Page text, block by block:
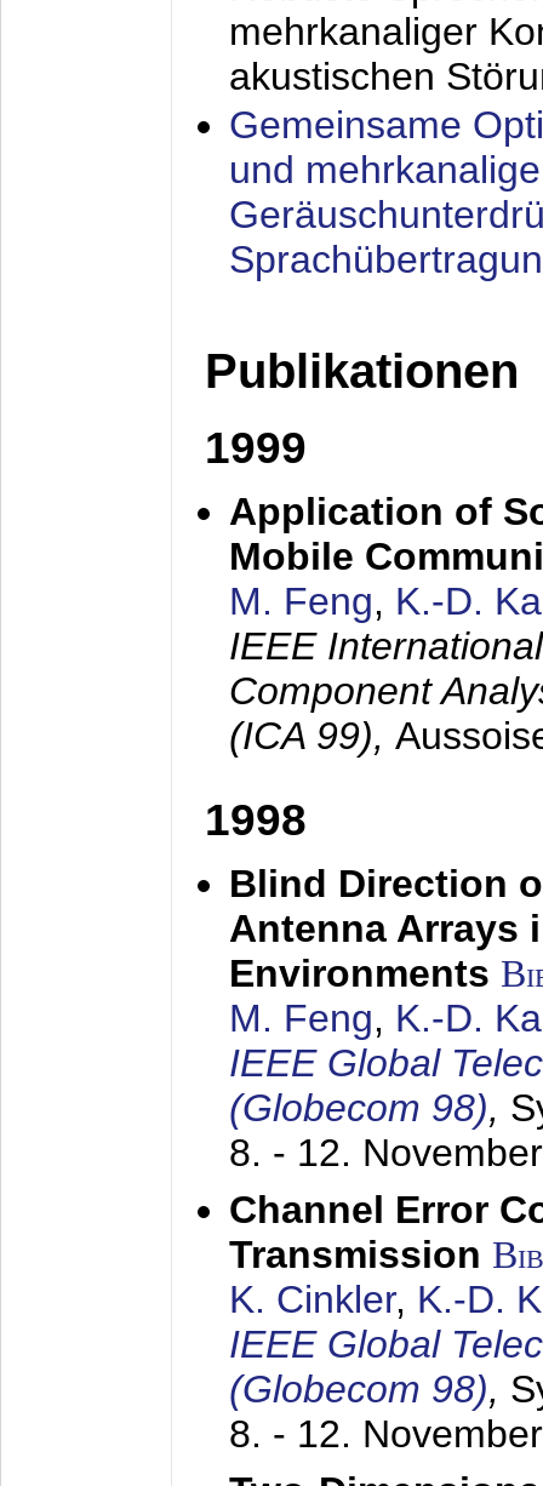
mehrkanaliger
akustischen
Gemeinsame
und
Publikationen
1999
Application of
Mobile
M. Feng, K.-D.
IEEE
Component
(ICA 99),
1998
Blind Direction
Antenna Arrays
Environments
M. Feng, K.-D.
IEEE Global
(Globecom 98),
8. - 12.
Channel Error
Transmission
K. Cinkler, K.-D.
IEEE Global
(Globecom 98),
8. - 12.